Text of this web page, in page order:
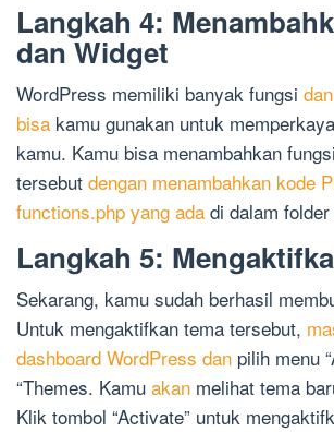
Langkah 4:
dan Widget
WordPress memiliki banyak fungsi
bisa kamu gunakan untuk
kamu. Kamu bisa menambahkan
tersebut dengan menambahkan kode
functions.php yang ada di dalam
Langkah 5:
Sekarang, kamu sudah berhasil
Untuk mengaktifkan tema tersebut,
dashboard WordPress dan pilih menu
“Themes. Kamu akan melihat tema
Klik tombol “Activate” untuk